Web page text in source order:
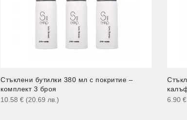
Стъклени бутилки 380 мл с покритие –
комплект 3 броя
10.58 € (20.69 лв.)
6.90 €